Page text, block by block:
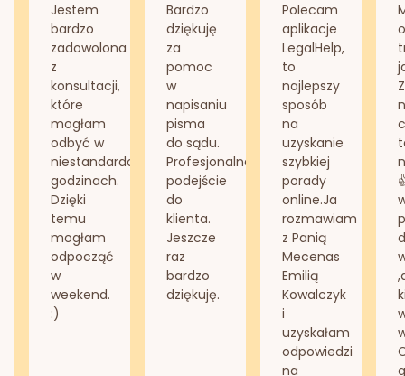
Jestem
bardzo
zadowolona
z
konsultacji,
które
mogłam
odbyć w
niestandardowych
godzinach.
Dzięki
temu
mogłam
odpocząć
w
weekend.
:)
Bardzo
dziękuję
za
pomoc
w
napisaniu
pisma
do sądu.
Profesjonalne
podejście
do
klienta.
Jeszcze
raz
bardzo
dziękuję.
Polecam
aplikacje
LegalHelp,
to
najlepszy
sposób
na
uzyskanie
szybkiej
porady
online.Ja
rozmawiam
z Panią
Mecenas
Emilią
Kowalczyk
i
uzyskałam
odpowiedzi
na